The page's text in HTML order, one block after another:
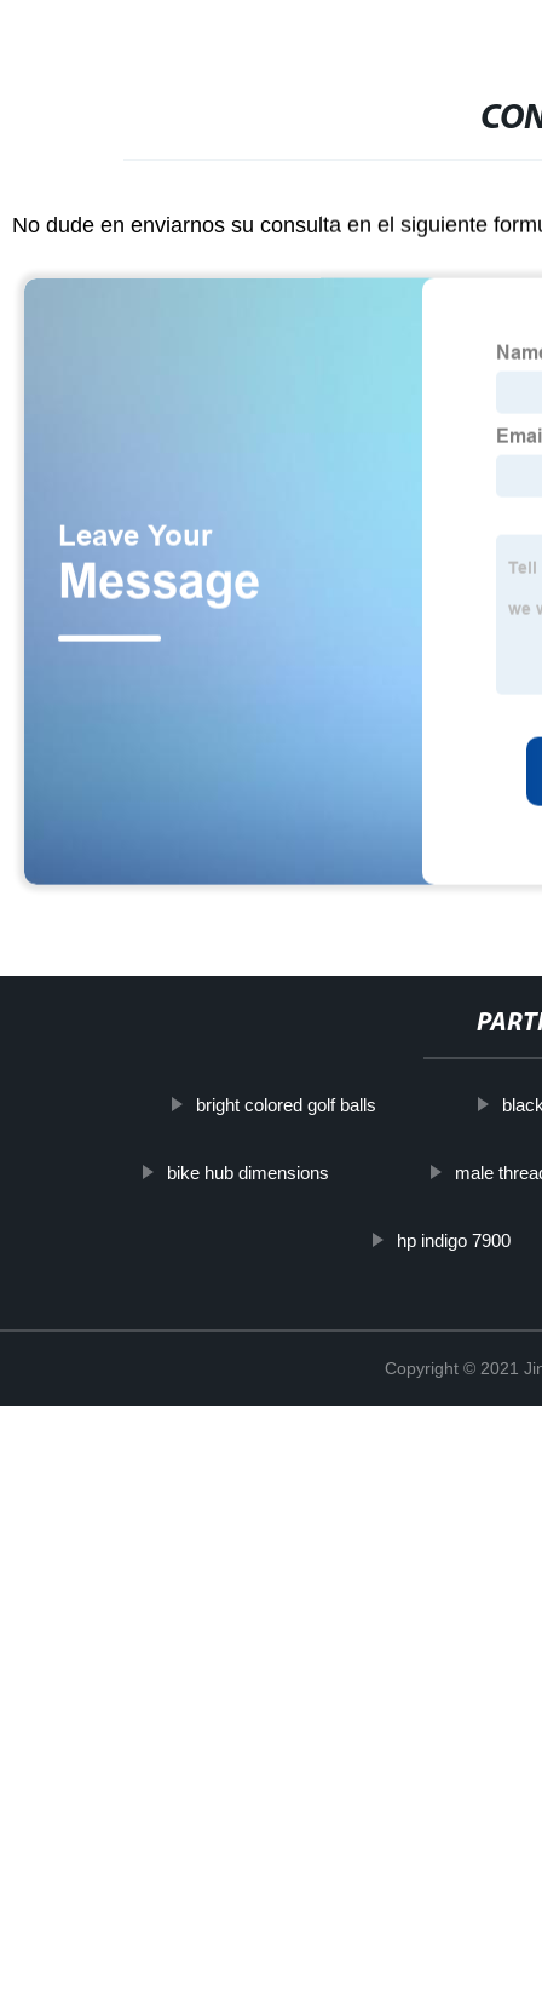
No dude en enviarnos su consulta en el siguiente
bright colored golf balls
bike hub dimensions male
hp indigo 7900
Copyright © 2021